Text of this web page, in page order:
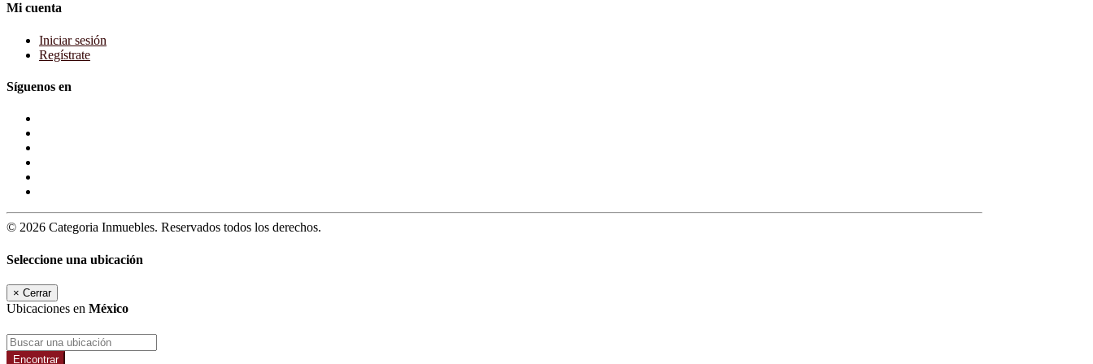
Mi cuenta
Iniciar sesión
Regístrate
Síguenos en
© 2026 Categoria Inmuebles. Reservados todos los derechos.
Seleccione una ubicación
× Cerrar
Ubicaciones en México
Encontrar